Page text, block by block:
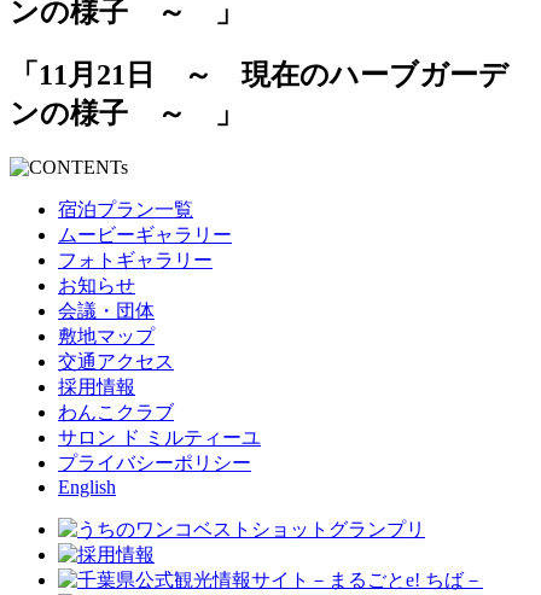
「11月21日 ～ 現在のハーブガーデ
ンの様子 ～ 」
宿泊プラン一覧
ムービーギャラリー
フォトギャラリー
お知らせ
会議・団体
敷地マップ
交通アクセス
採用情報
わんこクラブ
サロン ド ミルティーユ
プライバシーポリシー
English